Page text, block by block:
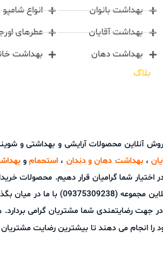
بهداشت بانوان
بهداشت آقایان
بهداشت دهان
انواع شامپو
عطرهای
بهداشت
بلاگ
فروش آنلاین محصولات آرایشی و بهداشتی
،بهداشت دهان و دندان ، استحمامو
شما گرامیان قرار دهیم. محصولات
توانید هر گونه نظر، پیشنهاد و
جهت رضایتمندی شما مشتریان گرامی
را انجام می دهند تا بیشترین رضایت مشتریان